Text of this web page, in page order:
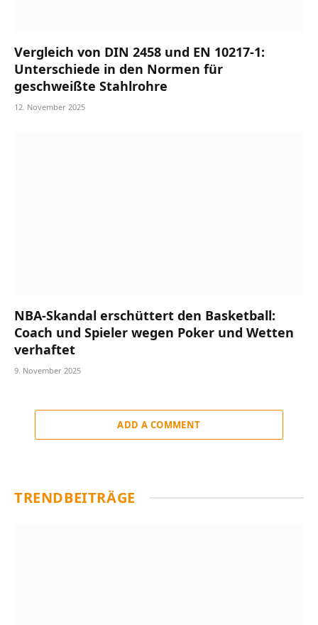
Vergleich von DIN 2458 und EN 10217-1:
Unterschiede in den Normen für
geschweißte Stahlrohre
12. November 2025
NBA-Skandal erschüttert den Basketball:
Coach und Spieler wegen Poker und Wetten
verhaftet
9. November 2025
ADD A COMMENT
TRENDBEITRÄGE